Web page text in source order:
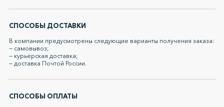
СПОСОБЫ ДОСТАВКИ
В компании предусмотрены следующие варианты получения заказа:
— самовывоз;
— курьерская доставка;
— доставка Почтой России.
СПОСОБЫ ОПЛАТЫ